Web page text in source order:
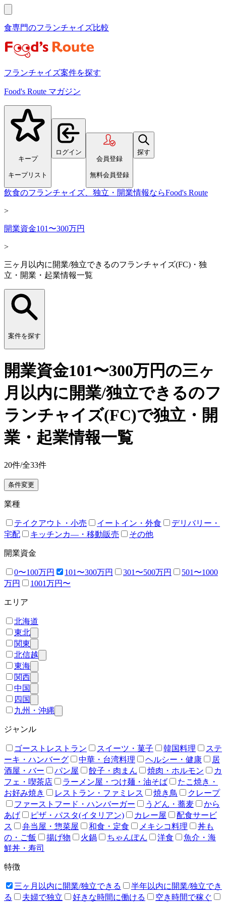
食専門のフランチャイズ比較
フランチャイズ案件を探す
Food's Route マガジン
キープ
キープリスト
ログイン
会員登録
無料会員登録
探す
飲食のフランチャイズ、独立・開業情報ならFood's Route
>
開業資金101〜300万円
>
三ヶ月以内に開業/独立できるのフランチャイズ(FC)・独
立・開業・起業情報一覧
案件を探す
開業資金101〜300万円の三ヶ
月以内に開業/独立できるのフ
ランチャイズ(FC)で独立・開
業・起業情報一覧
20件/全33件
条件変更
業種
テイクアウト・小売 イートイン・外食
デリバリー・
宅配
キッチンカ―・移動販売 その他
開業資金
0〜100万円 101〜300万円 301〜500万円
501〜1000
万円
1001万円〜
エリア
北海道
東北
関東
北信越
東海
関西
中国
四国
九州・沖縄
ジャンル
ゴーストレストラン スイーツ・菓子 韓国料理
ステ
ーキ・ハンバーグ
中華・台湾料理 ヘルシー・健康
居
酒屋・バー
パン屋 餃子・肉まん 焼肉・ホルモン
カ
フェ・喫茶店
ラーメン屋・つけ麺・油そば
たこ焼き・
お好み焼き
レストラン・ファミレス 焼き鳥
クレープ
ファーストフード・ハンバーガー
うどん・蕎麦
から
あげ
ピザ・パスタ(イタリアン) カレー屋
配食サービ
ス
弁当屋・惣菜屋 和食・定食 メキシコ料理
丼も
の・ご飯
揚げ物 火鍋 ちゃんぽん 洋食
魚介・海
鮮丼・寿司
特徴
三ヶ月以内に開業/独立できる
半年以内に開業/独立でき
る
夫婦で独立 好きな時間に働ける
空き時間で稼ぐ